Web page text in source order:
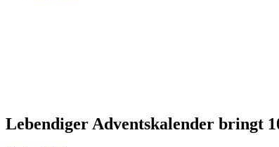
Lebendiger Adventskalender bringt